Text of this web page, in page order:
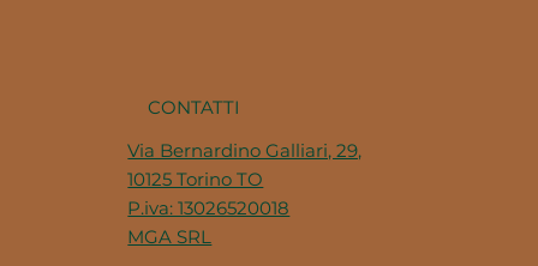
CONTATTI
Via Bernardino Galliari, 29,
10125 Torino TO
P.iva: 13026520018
MGA SRL